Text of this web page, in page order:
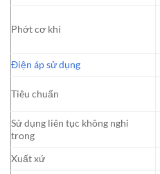
Phớt cơ khí
Điện áp sử dụng
Tiêu chuẩn
Sử dụng liên tục không nghỉ
trong
Xuất xứ